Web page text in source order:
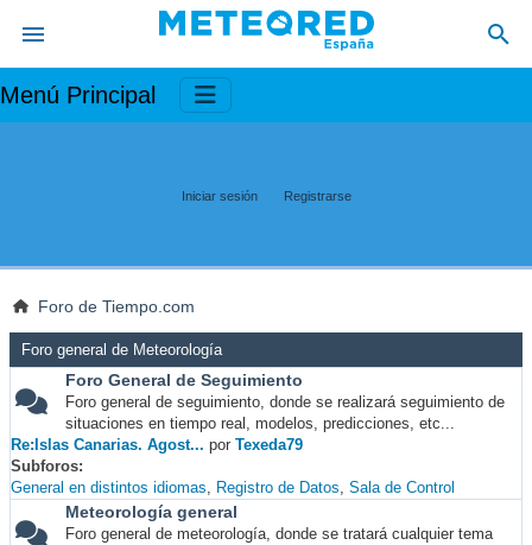
Menú Principal
Iniciar sesión Registrarse
Foro de Tiempo.com
Foro general de Meteorología
Foro General de Seguimiento
Foro general de seguimiento, donde se realizará seguimiento de
situaciones en tiempo real, modelos, predicciones, etc...
Re:Islas Canarias. Agost... por Texeda79
Subforos
General en distintos idiomas
Registro de Datos Sala de Control
Meteorología general
Foro general de meteorología, donde se tratará cualquier tema